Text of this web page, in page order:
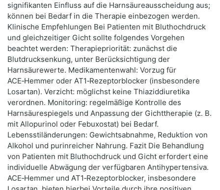
signifikanten Einfluss auf die Harnsäureausscheidung aus;
können bei Bedarf in die Therapie einbezogen werden.
Klinische Empfehlungen Bei Patienten mit Bluthochdruck
und gleichzeitiger Gicht sollte folgendes Vorgehen
beachtet werden: Therapiepriorität: zunächst die
Blutdrucksenkung, unter Berücksichtigung der
Harnsäurewerte. Medikamentenwahl: Vorzug für
ACE‑Hemmer oder AT1‑Rezeptorblocker (insbesondere
Losartan). Verzicht: möglichst keine Thiaziddiuretika
verordnen. Monitoring: regelmäßige Kontrolle des
Harnsäurespiegels und Anpassung der Gichttherapie (z. B.
mit Allopurinol oder Febuxostat) bei Bedarf.
Lebensstiländerungen: Gewichtsabnahme, Reduktion von
Alkohol und purinreicher Nahrung. Fazit Die Behandlung
von Patienten mit Bluthochdruck und Gicht erfordert eine
individuelle Abwägung der verfügbaren Antihypertensiva.
ACE‑Hemmer und AT1‑Rezeptorblocker, insbesondere